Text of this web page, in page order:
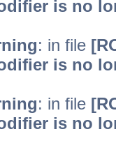
is no
: in file
is no
: in file
is no